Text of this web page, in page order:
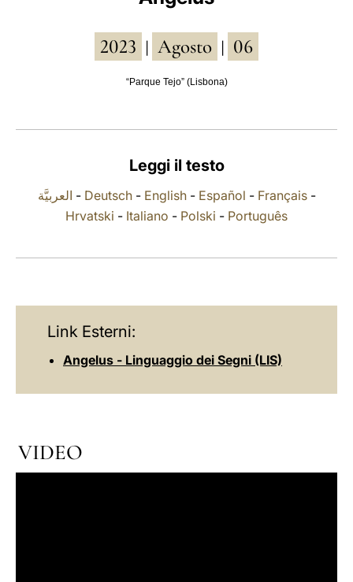
العربيّة 2023 Agosto 06
“Parque Tejo” (Lisbona)
Leggi il testo
العربيَّة - Deutsch- English- Español - Français-
Hrvatski - Italiano - Polski - Português
Link Esterni:
Angelus - Linguaggio dei Segni (LIS)
VIDEO